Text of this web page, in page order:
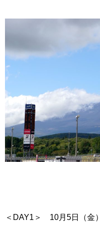
＜DAY1＞ 10月5日（金